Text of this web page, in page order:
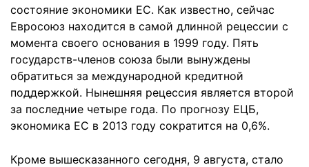
состояние экономики ЕС. Как известно, сейчас
Евросоюз находится в самой длинной рецессии с
момента своего основания в 1999 году. Пять
государств-членов союза были вынуждены
обратиться за международной кредитной
поддержкой. Нынешняя рецессия является второй
за последние четыре года. По прогнозу ЕЦБ,
экономика ЕС в 2013 году сократится на 0,6%.
Кроме вышесказанного сегодня, 9 августа, стало